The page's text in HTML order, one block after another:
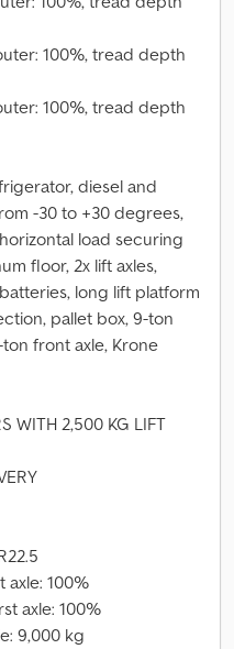
100%, tread depth
100%, tread depth
diesel and
-30 to +30 degrees,
load securing
floor, 2x lift axles,
long lift platform
pallet box, 9-ton
ton front axle, Krone
WITH 2,500 KG LIFT
100%
axle: 100%
9,000 kg